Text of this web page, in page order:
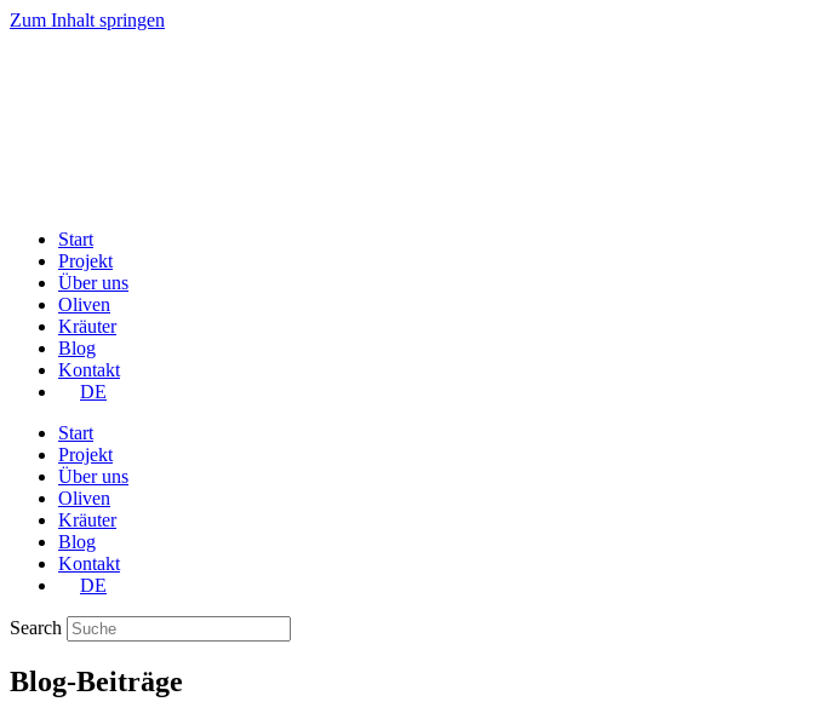
Zum Inhalt springen
Start
Projekt
Über uns
Oliven
Kräuter
Blog
Kontakt
DE
Start
Projekt
Über uns
Oliven
Kräuter
Blog
Kontakt
DE
Search
Blog-Beiträge